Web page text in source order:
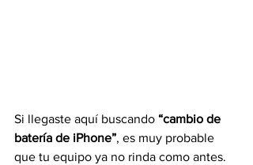
Si llegaste aquí buscando “cambio de
batería de iPhone”, es muy probable
que tu equipo ya no rinda como antes.